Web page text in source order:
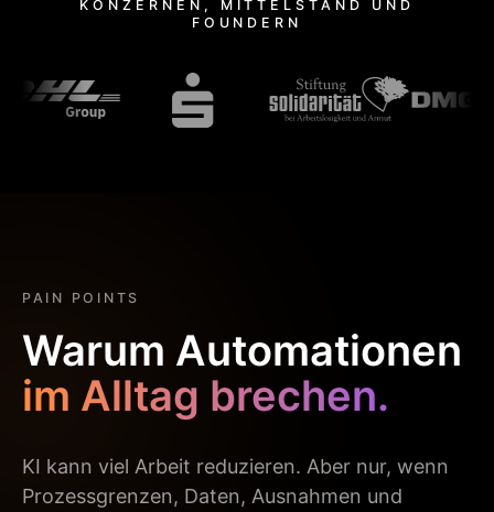
KONZERNEN, MITTELSTAND UND
FOUNDERN
PAIN POINTS
Warum Automationen
im Alltag brechen.
KI kann viel Arbeit reduzieren. Aber nur, wenn
Prozessgrenzen, Daten, Ausnahmen und